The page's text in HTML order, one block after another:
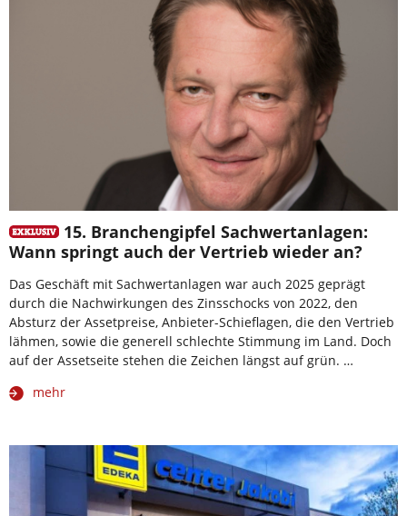
15. Branchengipfel Sachwertanlagen:
Wann springt auch der Vertrieb wieder an?
Das Geschäft mit Sachwertanlagen war auch 2025 geprägt
durch die Nachwirkungen des Zinsschocks von 2022, den
Absturz der Assetpreise, Anbieter-Schieflagen, die den Vertrieb
lähmen, sowie die generell schlechte Stimmung im Land. Doch
auf der Assetseite stehen die Zeichen längst auf grün. …
mehr